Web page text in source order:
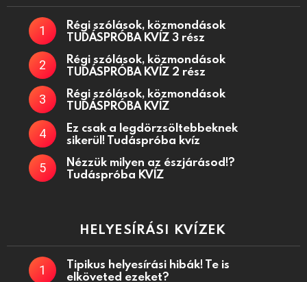
Régi szólások, közmondások
TUDÁSPRÓBA KVÍZ 3 rész
Régi szólások, közmondások
TUDÁSPRÓBA KVÍZ 2 rész
Régi szólások, közmondások
TUDÁSPRÓBA KVÍZ
Ez csak a legdörzsöltebbeknek
sikerül! Tudáspróba kvíz
Nézzük milyen az észjárásod!?
Tudáspróba KVÍZ
HELYESÍRÁSI KVÍZEK
Tipikus helyesírási hibák! Te is
elköveted ezeket?